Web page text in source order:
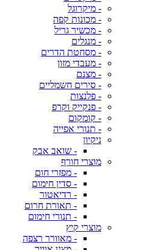
- מיקרוגל
- מכונות קפה
- מכשיר גריל
- מנגלים
- מסחטת הדרים
- מעבדי מזון
- מצנם
- סירים חשמליים
- פלנצות
- פנקייק וקרפ
- קומקום
- תנורי אפייה
ניקיון
- שואב אבק
מוצרי חורף
- מפזרי חום
- סדין חימום
- רדיאטור
- תאורת חרום
- תנורי חימום
מוצרי קיץ
- מאוורר רצפה